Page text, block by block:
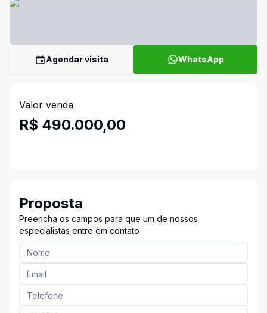
Agendar visita WhatsApp
Valor venda
R$ 490.000,00
Proposta
Preencha os campos para que um de nossos
especialistas entre em contato